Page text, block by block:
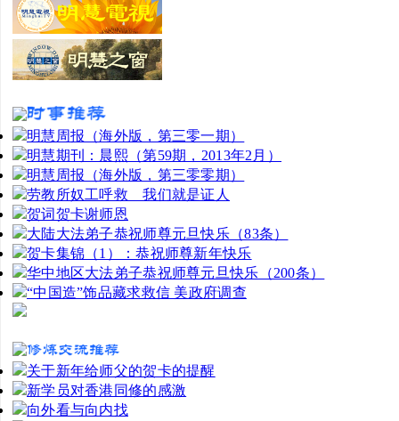
明慧周报（海外版，第三零一期）
明慧期刊：晨熙（第59期，2013年2月）
明慧周报（海外版，第三零零期）
劳教所奴工呼救 我们就是证人
贺词贺卡谢师恩
大陆大法弟子恭祝师尊元旦快乐（83条）
贺卡集锦（1）：恭祝师尊新年快乐
华中地区大法弟子恭祝师尊元旦快乐（200条）
“中国造”饰品藏求救信 美政府调查
关于新年给师父的贺卡的提醒
新学员对香港同修的感激
向外看与向内找